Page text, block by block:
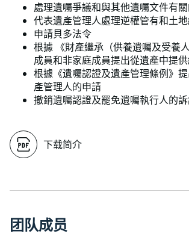
處理遺囑爭議和與其他遺囑文件有
代表遺產管理人處理逆權管有和土
申請貝多法令
根據 《財產繼承（供養遺囑及受養
成員和非家庭成員提出從遺產中提
根據《遺囑認證及遺產管理條例》
產管理人的申請
撤銷遺囑認證及罷免遺囑執行人的
下载简介
团队成员